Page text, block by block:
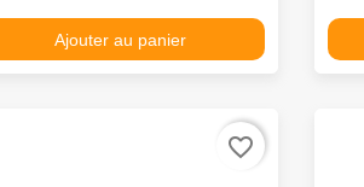
Ajouter au panier
favorite_border